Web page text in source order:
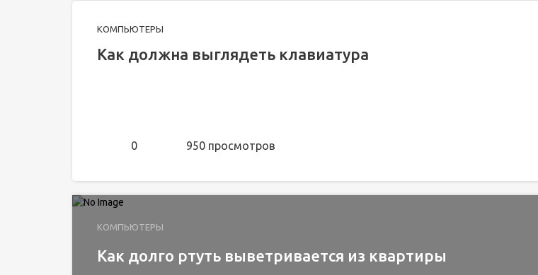
КОМПЬЮТЕРЫ
Как должна выглядеть клавиатура
0 950 просмотров
КОМПЬЮТЕРЫ
Как долго ртуть выветривается из квартиры